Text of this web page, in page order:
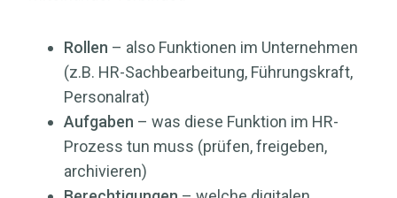
Rollen – also Funktionen im Unternehmen
(z.B. HR-Sachbearbeitung, Führungskraft,
Personalrat)
Aufgaben – was diese Funktion im HR-
Prozess tun muss (prüfen, freigeben,
archivieren)